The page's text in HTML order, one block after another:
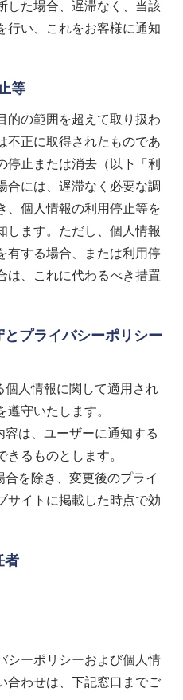
した場合、遅滞なく、当該
行い、これをお客様に通知
等
的の範囲を超えて取り扱わ
不正に取得されたものであ
停止または消去（以下「利
合には、遅滞なく必要な調
、個人情報の利用停止等を
します。ただし、個人情報
有する場合、または利用停
は、これに代わるべき措置
プライバシーポリシー
個人情報に関して適用され
遵守いたします。
は、ユーザーに通知する
きるものとします。
を除き、変更後のプライ
サイトに掲載した時点で効
者
シーポリシーおよび個人情
合わせは、下記窓口までご